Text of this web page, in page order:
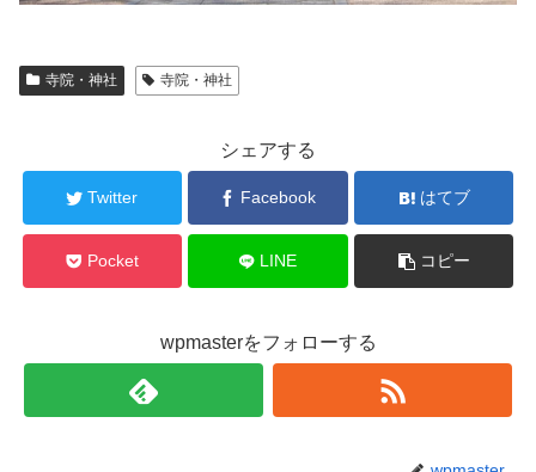
寺院・神社 寺院・神社
シェアする
Twitter Facebook はてブ
Pocket LINE コピー
wpmasterをフォローする